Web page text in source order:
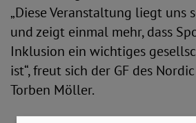
„Diese Veranstaltung liegt uns
und zeigt einmal mehr, dass
Inklusion ein wichtiges
ist“, freut sich der GF des Nordic
Torben Möller.